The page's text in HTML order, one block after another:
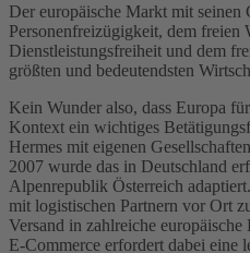
Der europäische Markt mit seinen
Personenfreizügigkeit, dem freien
Dienstleistungsfreiheit und dem
größten und bedeutendsten
Kein Wunder also, dass Europa
Kontext ein wichtiges
Hermes mit eigenen
2007 wurde das in Deutschland
Alpenrepublik Österreich
mit logistischen Partnern vor Ort
Versand in zahlreiche
E-Commerce erfordert dabei eine